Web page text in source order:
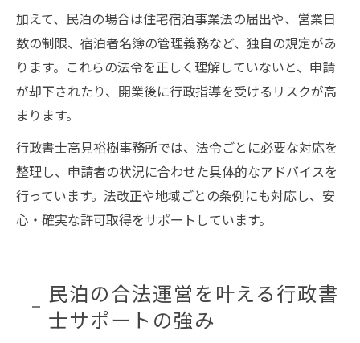
加えて、民泊の場合は住宅宿泊事業法の届出や、営業日
数の制限、宿泊者名簿の管理義務など、独自の規定があ
ります。これらの法令を正しく理解していないと、申請
が却下されたり、開業後に行政指導を受けるリスクが高
まります。
行政書士高見裕樹事務所では、法令ごとに必要な対応を
整理し、申請者の状況に合わせた具体的なアドバイスを
行っています。法改正や地域ごとの条例にも対応し、安
心・確実な許可取得をサポートしています。
民泊の合法運営を叶える行政書
士サポートの強み